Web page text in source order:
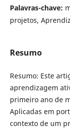
Palavras-chave:
projetos,
Resumo
Resumo: Este
aprendizagem
primeiro ano de
Aplicadas em
contexto de um